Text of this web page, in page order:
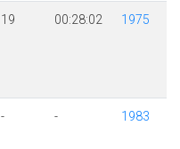
19 00:28:02 1975
- - 1983